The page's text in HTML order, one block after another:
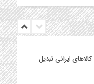
ایرانی تبدیل